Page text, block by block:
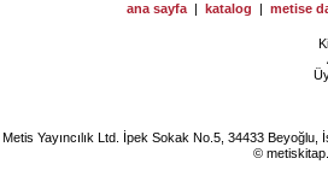
ana sayfa | katalog | metise
Metis Yayıncılık Ltd. İpek Sokak No.5, 34433
©